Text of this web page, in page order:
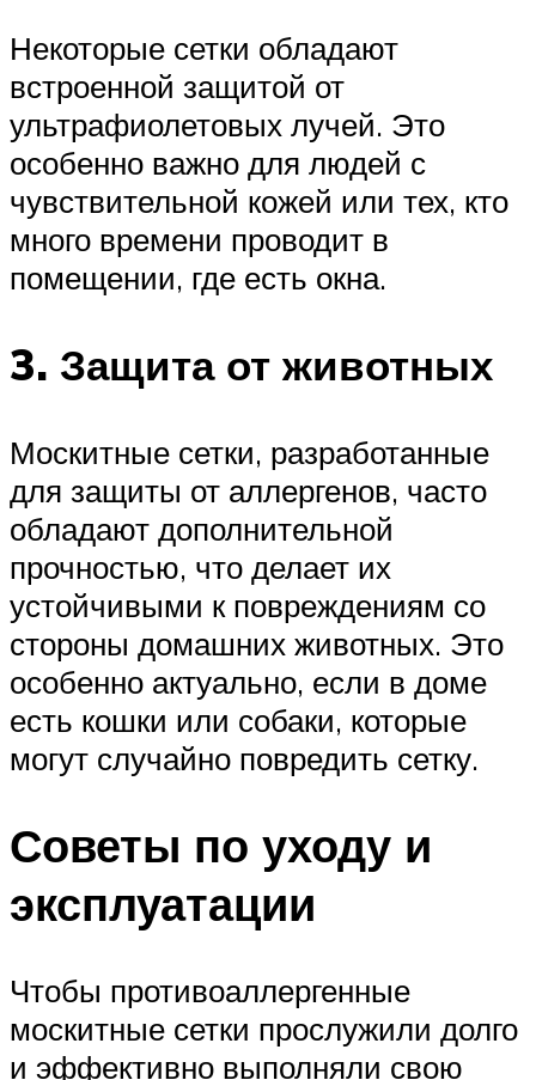
Некоторые сетки обладают
встроенной защитой от
ультрафиолетовых лучей. Это
особенно важно для людей с
чувствительной кожей или тех, кто
много времени проводит в
помещении, где есть окна.
3. Защита от животных
Москитные сетки, разработанные
для защиты от аллергенов, часто
обладают дополнительной
прочностью, что делает их
устойчивыми к повреждениям со
стороны домашних животных. Это
особенно актуально, если в доме
есть кошки или собаки, которые
могут случайно повредить сетку.
Советы по уходу и
эксплуатации
Чтобы противоаллергенные
москитные сетки прослужили долго
и эффективно выполняли свою